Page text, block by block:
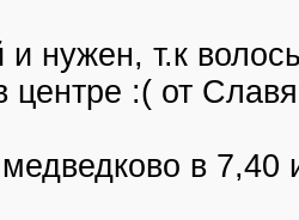
и нужен, т.к
центре :( от
в 7,40